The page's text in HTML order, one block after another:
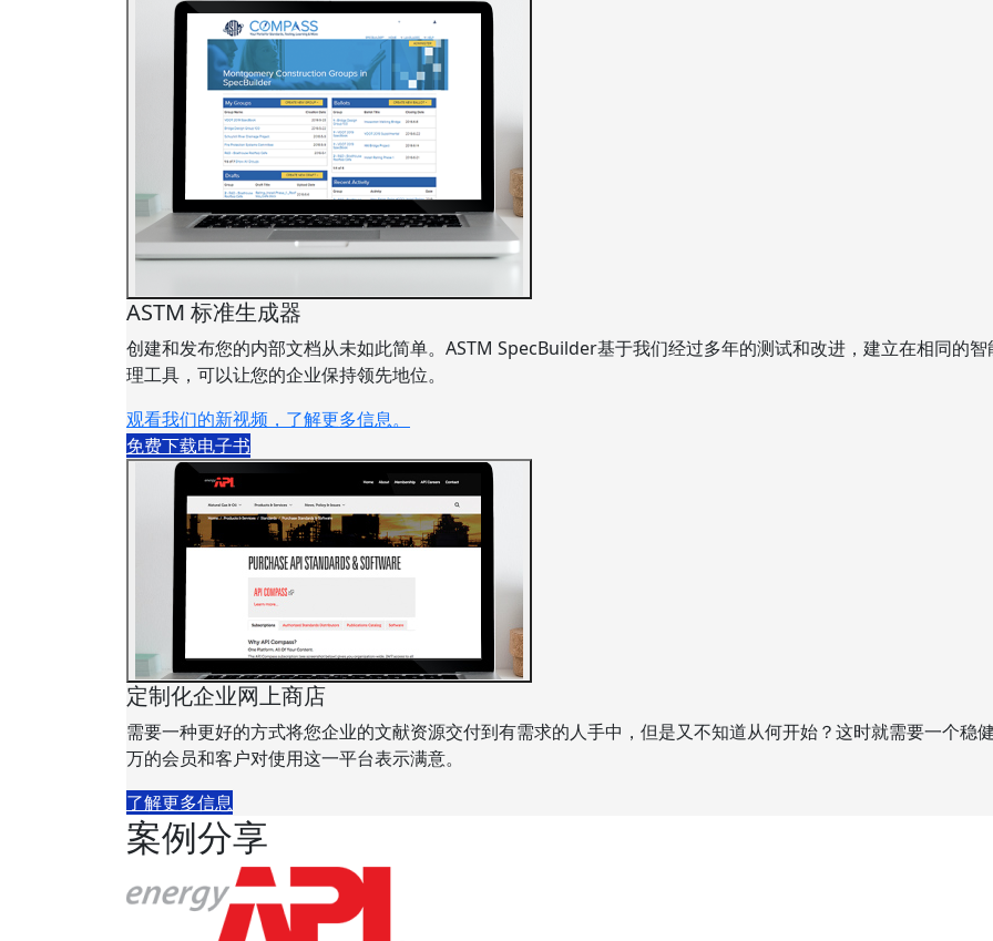
ASTM 标准生成器
创建和发布您的内部文档从未如此简单。ASTM SpecBuilder基于我们经过多年的测试和改进，建立在相同的
理工具，可以让您的企业保持领先地位。
观看我们的新视频，了解更多信息。
免费下载电子书
定制化企业网上商店
需要一种更好的方式将您企业的文献资源交付到有需求的人手中，但是又不知道从何开始？这时就需要一个稳
万的会员和客户对使用这一平台表示满意。
了解更多信息
案例分享